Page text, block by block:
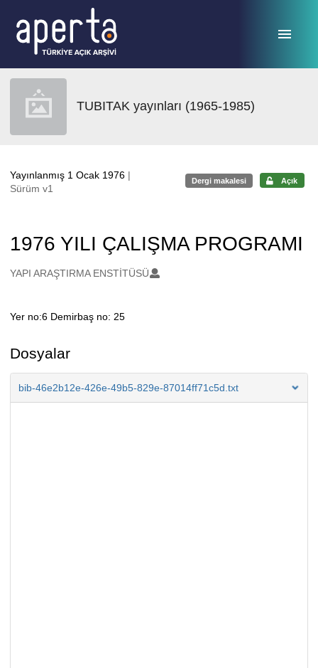
TUBITAK yayınları (1965-1985)
Yayınlanmış 1 Ocak 1976 |
Sürüm v1
Dergi makalesi Açık
1976 YILI ÇALIŞMA PROGRAMI
Oluşturanlar
YAPI ARAŞTIRMA ENSTİTÜSÜ
Açıklama
Yer no:6 Demirbaş no: 25
Dosyalar
bib-46e2b12e-426e-49b5-829e-87014ff71c5d.txt